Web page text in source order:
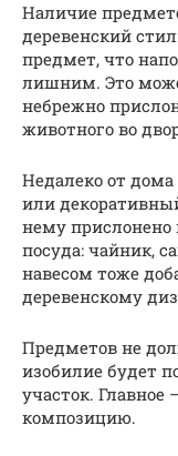
Наличие
деревенский
предмет, что
лишним. Это
небрежно
животного во
Недалеко от
или
нему прислонено
посуда: чайник,
навесом тоже
деревенскому
Предметов не
изобилие будет
участок. Главное
композицию.